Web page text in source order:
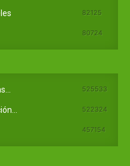
82125
80724
525533
522324
457154